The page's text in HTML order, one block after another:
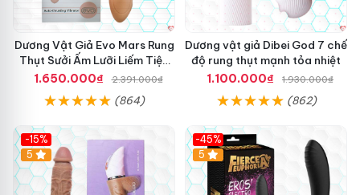
Dương Vật Giả Evo Mars Rung
Thụt Sưởi Ấm Lưỡi Liếm Tiện
Ích
1.650.000₫ 2.391.000₫
(864)
Dương vật giả Dibei God 7 chế
độ rung thụt mạnh tỏa nhiệt
1.100.000₫
1.930.000₫
(862)
-15%
5
-45%
5